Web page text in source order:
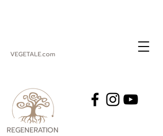
VEGETALE.com
REGENERATION